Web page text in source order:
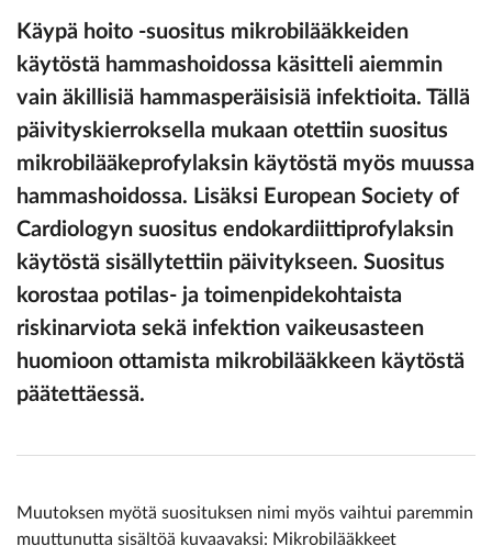
Käypä hoito -suositus mikrobilääkkeiden
käytöstä hammashoidossa käsitteli aiemmin
vain äkillisiä hammasperäisisiä infektioita. Tällä
päivityskierroksella mukaan otettiin suositus
mikrobilääkeprofylaksin käytöstä myös muussa
hammashoidossa. Lisäksi European Society of
Cardiologyn suositus endokardiittiprofylaksin
käytöstä sisällytettiin päivitykseen. Suositus
korostaa potilas- ja toimenpidekohtaista
riskinarviota sekä infektion vaikeusasteen
huomioon ottamista mikrobilääkkeen käytöstä
päätettäessä.
Muutoksen myötä suosituksen nimi myös vaihtui paremmin
muuttunutta sisältöä kuvaavaksi: Mikrobilääkkeet